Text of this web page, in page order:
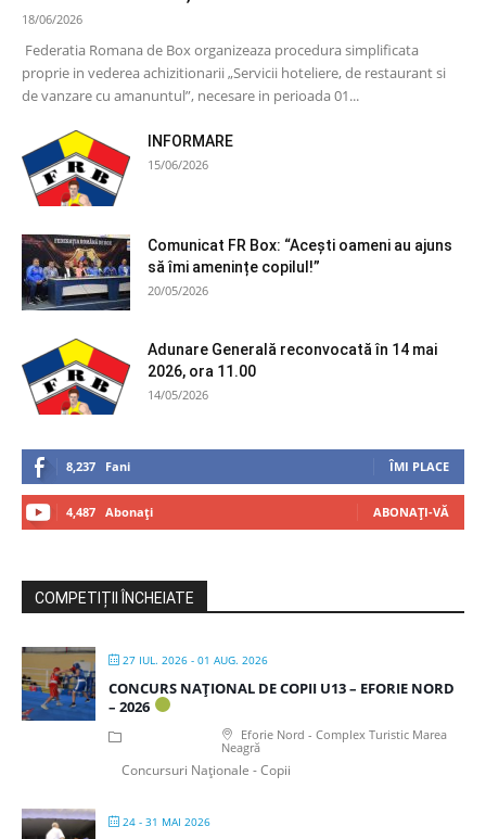
18/06/2026
Federatia Romana de Box organizeaza procedura simplificata
proprie in vederea achizitionarii „Servicii hoteliere, de restaurant si
de vanzare cu amanuntul”, necesare in perioada 01...
INFORMARE
15/06/2026
Comunicat FR Box: “Acești oameni au ajuns
să îmi amenințe copilul!”
20/05/2026
Adunare Generală reconvocată în 14 mai
2026, ora 11.00
14/05/2026
8,237 Fani ÎMI PLACE
4,487 Abonați ABONAȚI-VĂ
COMPETIȚII ÎNCHEIATE
27 IUL. 2026 - 01 AUG. 2026
CONCURS NAȚIONAL DE COPII U13 – EFORIE NORD
– 2026
Eforie Nord - Complex Turistic Marea
Neagră
Concursuri Naționale - Copii
24 - 31 MAI 2026